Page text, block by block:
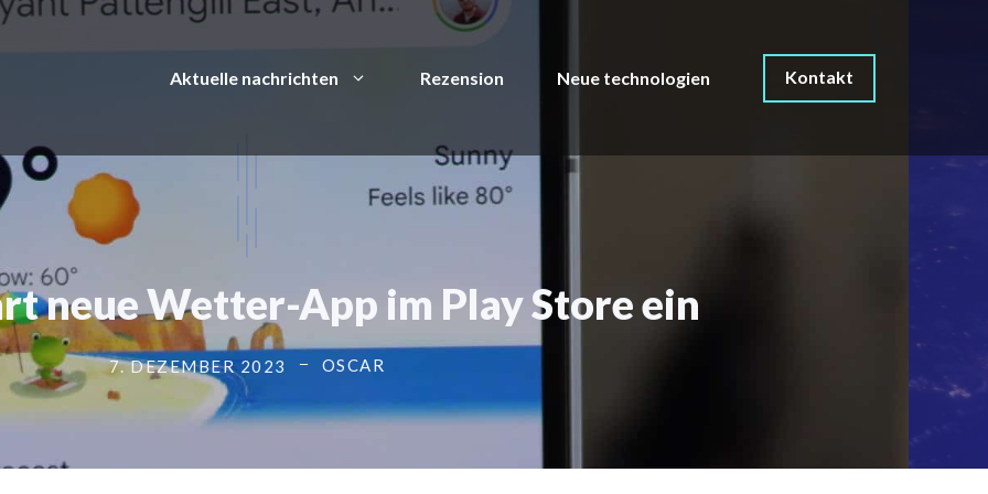
Aktuelle nachrichten Rezension Neue technologien Kontakt
neue Wetter-App im Play Store ein
7. DEZEMBER 2023 OSCAR